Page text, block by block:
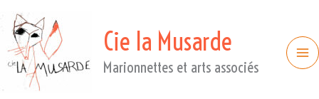
Cie la Musarde
Marionnettes et arts associés